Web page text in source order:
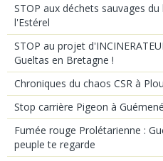
STOP aux déchets sauvages
l'Estérel
STOP au projet
Gueltas en Bretagne !
Chroniques du chaos CSR à
Stop carrière Pigeon à
Fumée rouge Prolétarienne :
peuple te regarde